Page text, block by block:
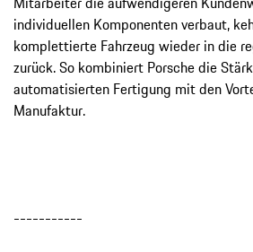
individuellen Komponenten verbaut,
komplettierte Fahrzeug wieder in die
zurück. So kombiniert Porsche die
automatisierten Fertigung mit den
Manufaktur.
-----------